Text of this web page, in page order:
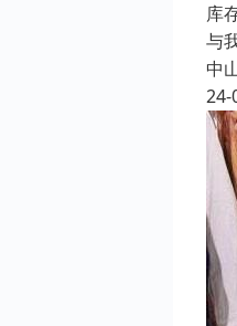
库
与
中
24-